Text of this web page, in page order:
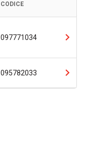
CODICE
097771034
095782033